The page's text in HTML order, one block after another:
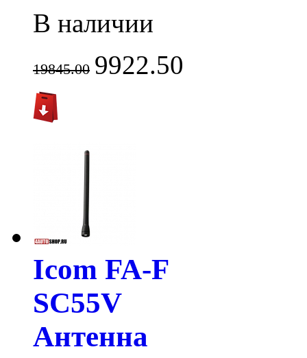
В наличии
19845.00 9922.50
Icom FA-F
SC55V
Антенна